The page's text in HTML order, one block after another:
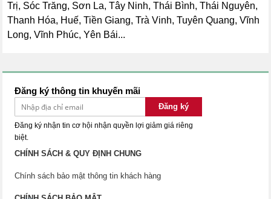
Trị, Sóc Trăng, Sơn La, Tây Ninh, Thái Bình, Thái Nguyên,
Thanh Hóa, Huế, Tiền Giang, Trà Vinh, Tuyên Quang, Vĩnh
Long, Vĩnh Phúc, Yên Bái...
Đăng ký thông tin khuyến mãi
Đăng ký
Đăng ký nhận tin cơ hội nhận quyền lợi giảm giá riêng
biệt.
CHÍNH SÁCH & QUY ĐỊNH CHUNG
Chính sách bảo mật thông tin khách hàng